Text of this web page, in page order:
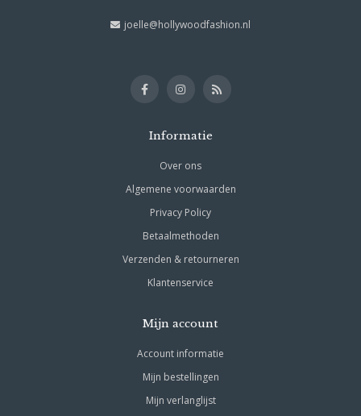
joelle@hollywoodfashion.nl
Informatie
Over ons
Algemene voorwaarden
Privacy Policy
Betaalmethoden
Verzenden & retourneren
Klantenservice
Mijn account
Account informatie
Mijn bestellingen
Mijn verlanglijst